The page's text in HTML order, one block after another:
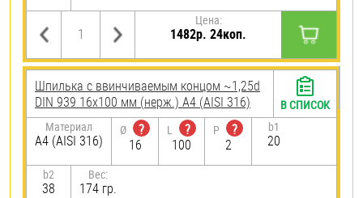
Цена:
1482р. 24коп.
Шпилька c ввинчиваемым концом ~1,25d
DIN 939 16х100 мм (нерж.) A4 (AISI 316)
Материал
A4 (AISI 316)
Ø
?
16
L
?
100
P
?
2
b1
20
b2
38
Вес:
174 гр.
В СПИСОК